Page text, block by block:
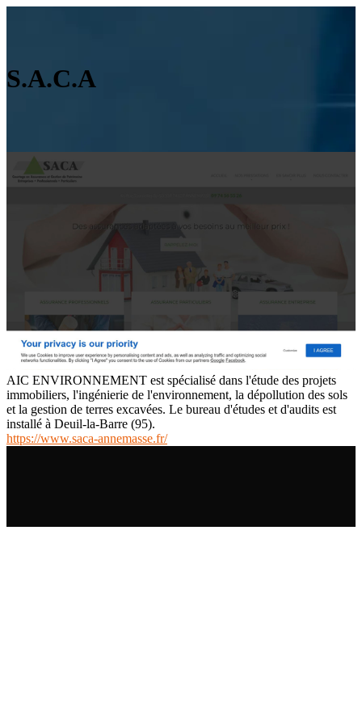
S.A.C.A
AIC ENVIRONNEMENT est spécialisé dans l'étude des projets
immobiliers, l'ingénierie de l'environnement, la dépollution des sols
et la gestion de terres excavées. Le bureau d'études et d'audits est
installé à Deuil-la-Barre (95).
https://www.saca-annemasse.fr/